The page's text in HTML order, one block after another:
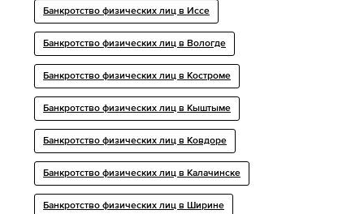
Банкротство физических лиц в Иссе
Банкротство физических лиц в Вологде
Банкротство физических лиц в Костроме
Банкротство физических лиц в Кыштыме
Банкротство физических лиц в Ковдоре
Банкротство физических лиц в Калачинске
Банкротство физических лиц в Ширине